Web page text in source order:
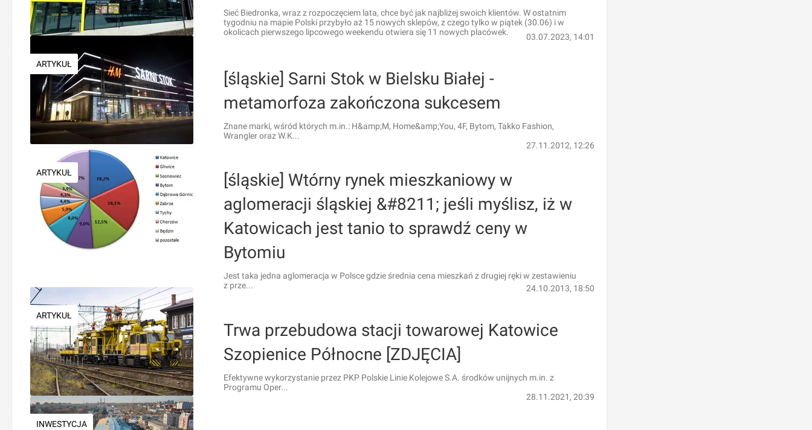
Sieć Biedronka, wraz z rozpoczęciem lata, chce być jak najbliżej swoich klientów. W ostatnim
tygodniu na mapie Polski przybyło aż 15 nowych sklepów, z czego tylko w piątek (30.06) i w
okolicach pierwszego lipcowego weekendu otwiera się 11 nowych placówek.
03.07.2023, 14:01
ARTYKUŁ
[śląskie] Sarni Stok w Bielsku Białej -
metamorfoza zakończona sukcesem
Znane marki, wśród których m.in.: H&amp;M, Home&amp;You, 4F, Bytom, Takko Fashion,
Wrangler oraz W.K...
27.11.2012, 12:26
ARTYKUŁ
[śląskie] Wtórny rynek mieszkaniowy w
aglomeracji śląskiej &#8211; jeśli myślisz, iż w
Katowicach jest tanio to sprawdź ceny w
Bytomiu
Jest taka jedna aglomeracja w Polsce gdzie średnia cena mieszkań z drugiej ręki w zestawieniu
z prze...
24.10.2013, 18:50
ARTYKUŁ
Trwa przebudowa stacji towarowej Katowice
Szopienice Północne [ZDJĘCIA]
Efektywne wykorzystanie przez PKP Polskie Linie Kolejowe S.A. środków unijnych m.in. z
Programu Oper...
28.11.2021, 20:39
INWESTYCJA